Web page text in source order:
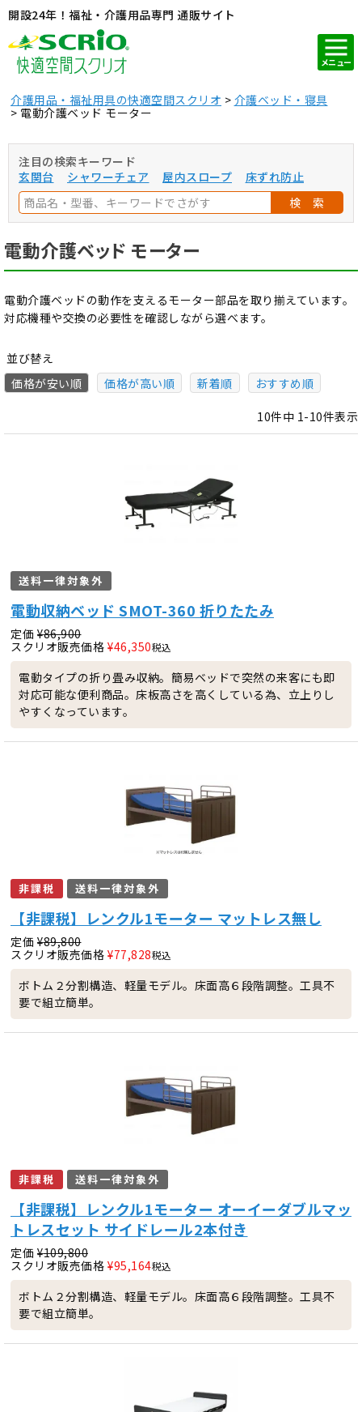
開設24年！福祉・介護用品専門 通販サイト
メニュー
介護用品・福祉用具の快適空間スクリオ
介護ベッド・寝具
電動介護ベッド モーター
注目の検索キーワード
玄関台
シャワーチェア 屋内スロープ
床ずれ防止
検 索
電動介護ベッド モーター
電動介護ベッドの動作を支えるモーター部品を取り揃えています。
対応機種や交換の必要性を確認しながら選べます。
並び替え
価格が安い順
価格が高い順 新着順 おすすめ順
10件中 1-10件表示
送料一律対象外
電動収納ベッド SMOT-360 折りたたみ
定価 ¥86,900
スクリオ販売価格 ¥46,350税込
電動タイプの折り畳み収納。簡易ベッドで突然の来客にも即
対応可能な便利商品。床板高さを高くしている為、立上りし
やすくなっています。
非課税 送料一律対象外
【非課税】レンクル1モーター マットレス無し
定価 ¥89,800
スクリオ販売価格 ¥77,828税込
ボトム２分割構造、軽量モデル。床面高６段階調整。工具不
要で組立簡単。
非課税 送料一律対象外
【非課税】レンクル1モーター オーイーダブルマッ
トレスセット サイドレール2本付き
定価 ¥109,800
スクリオ販売価格 ¥95,164税込
ボトム２分割構造、軽量モデル。床面高６段階調整。工具不
要で組立簡単。